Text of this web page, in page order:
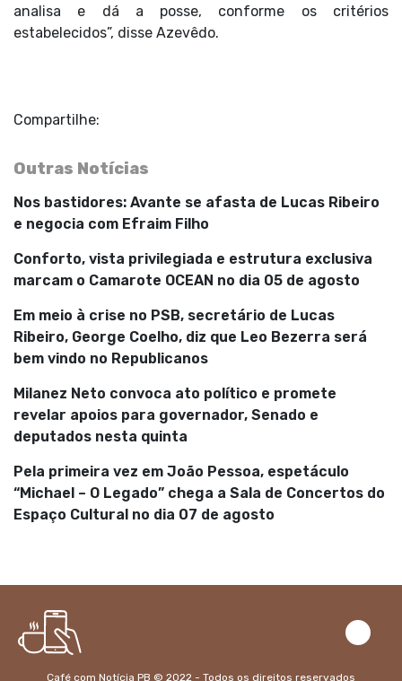
analisa e dá a posse, conforme os critérios
estabelecidos”, disse Azevêdo.
Compartilhe:
Outras Notícias
Nos bastidores: Avante se afasta de Lucas Ribeiro
e negocia com Efraim Filho
Conforto, vista privilegiada e estrutura exclusiva
marcam o Camarote OCEAN no dia 05 de agosto
Em meio à crise no PSB, secretário de Lucas
Ribeiro, George Coelho, diz que Leo Bezerra será
bem vindo no Republicanos
Milanez Neto convoca ato político e promete
revelar apoios para governador, Senado e
deputados nesta quinta
Pela primeira vez em João Pessoa, espetáculo
“Michael – O Legado” chega a Sala de Concertos do
Espaço Cultural no dia 07 de agosto
Café com Notícia PB © 2022 - Todos os direitos reservados